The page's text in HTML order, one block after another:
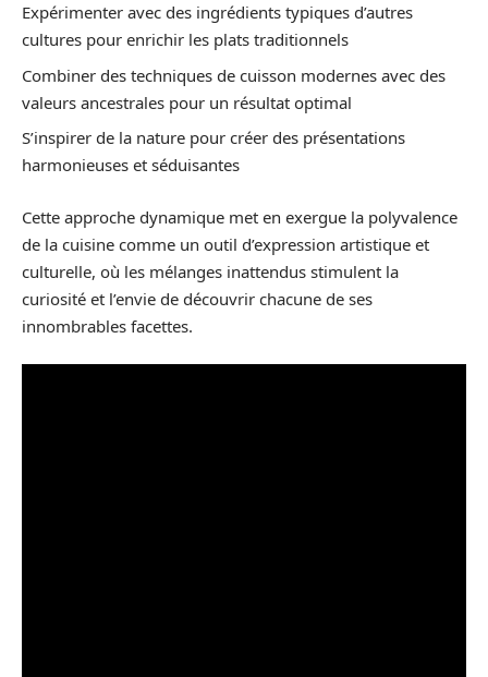
Expérimenter avec des ingrédients typiques d’autres
cultures pour enrichir les plats traditionnels
Combiner des techniques de cuisson modernes avec des
valeurs ancestrales pour un résultat optimal
S’inspirer de la nature pour créer des présentations
harmonieuses et séduisantes
Cette approche dynamique met en exergue la polyvalence
de la cuisine comme un outil d’expression artistique et
culturelle, où les mélanges inattendus stimulent la
curiosité et l’envie de découvrir chacune de ses
innombrables facettes.